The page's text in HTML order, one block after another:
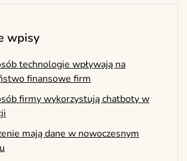
wpisy
technologie wpływają na
finansowe firm
firmy wykorzystują chatboty w
mają dane w nowoczesnym